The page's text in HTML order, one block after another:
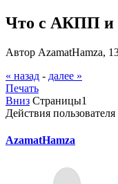
Что с АКПП и
Автор AzamatHamza,
« назад - далее »
Печать
Вниз Страницы1
Действия пользователя
AzamatHamza